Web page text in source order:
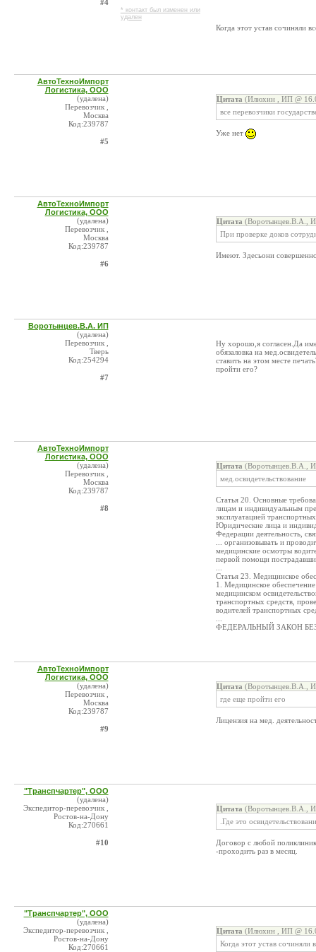
#4
* контакт был изменен или
удален
Когда этот устав сочиняли
АвтоТехноИмпорт
Логистика, ООО
(удалена)
Перевозчик ,
Москва
Код:239787
#5
Цитата (Илюхин , ИП @
все перевозчики
Уже нет
АвтоТехноИмпорт
Логистика, ООО
(удалена)
Перевозчик ,
Москва
Код:239787
#6
Цитата (Воротынцев.В.А.,
При проверке доков
Имеют. Здесьони
Воротынцев.В.А. ИП
(удалена)
Перевозчик ,
Тверь
Код:254294
#7
Ну хорошо,я согласен.Да
обязаловка на
ставить на этом месте
пройти его?
АвтоТехноИмпорт
Логистика, ООО
(удалена)
Перевозчик ,
Москва
Код:239787
#8
Цитата (Воротынцев.В.А.,
мед.освидетельствование
Статья 20. Основные
лицам и индивидуальным
эксплуатацией
Юридические лица и
Федерации деятельность,
... организовывать и
медицинские осмотры
первой помощи
Статья 23. Медицинское
1. Медицинское
медицинском
транспортных средств,
водителей транспортных
ФЕДЕРАЛЬНЫЙ ЗАКОН
АвтоТехноИмпорт
Логистика, ООО
(удалена)
Перевозчик ,
Москва
Код:239787
#9
Цитата (Воротынцев.В.А.,
где еще пройти его
Лицензия на мед.
"Транспчартер", ООО
(удалена)
Экспедитор-перевозчик ,
Ростов-на-Дону
Код:270661
#10
Цитата (Воротынцев.В.А.,
.Где это
Договор с любой
-проходить раз в месяц.
"Транспчартер", ООО
(удалена)
Экспедитор-перевозчик ,
Ростов-на-Дону
Код:270661
Цитата (Илюхин , ИП @
Когда этот устав сочиняли